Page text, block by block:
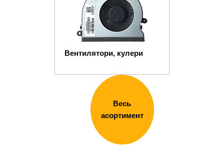
Вентилятори, кулери
Весь
асортимент